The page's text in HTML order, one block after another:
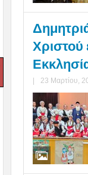
Χριστού
23 Μαρτίου,